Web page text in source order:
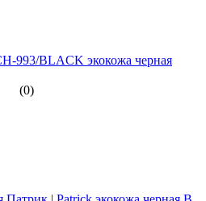
993/BLACK экокожа черная
(0)